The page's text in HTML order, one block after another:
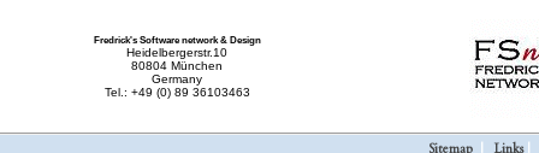
Fredrick's Software network & Design
Heidelbergerstr.10
80804 München
Germany
Tel.: +49 (0) 89 36103463
Sitemap | Links